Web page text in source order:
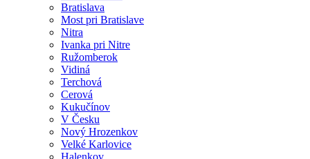
Bratislava
Most pri Bratislave
Nitra
Ivanka pri Nitre
Ružomberok
Vidiná
Terchová
Cerová
Kukučínov
V Česku
Nový Hrozenkov
Velké Karlovice
Halenkov